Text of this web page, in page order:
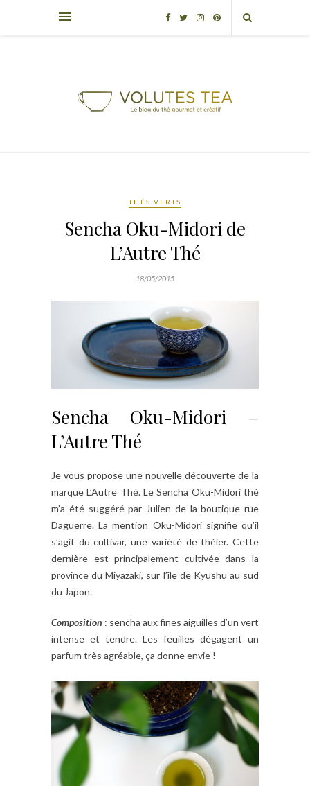
THÉS VERTS
Sencha Oku-Midori de
L’Autre Thé
18/05/2015
Sencha Oku-Midori –
L’Autre Thé
Je vous propose une nouvelle découverte de la
marque L’Autre Thé. Le Sencha Oku-Midori thé
m’a été suggéré par Julien de la boutique rue
Daguerre. La mention Oku-Midori signifie qu’il
s’agit du cultivar, une variété de théier. Cette
dernière est principalement cultivée dans la
province du Miyazaki, sur l’île de Kyushu au sud
du Japon.
Composition : sencha aux fines aiguilles d’un vert
intense et tendre. Les feuilles dégagent un
parfum très agréable, ça donne envie !